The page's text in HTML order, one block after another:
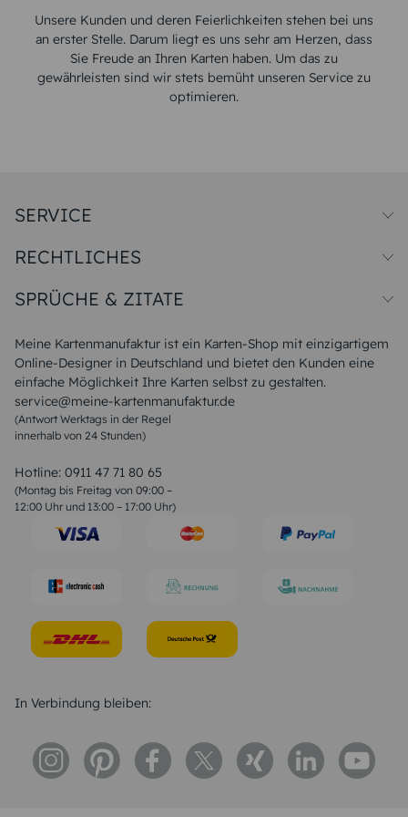
Unsere Kunden und deren Feierlichkeiten stehen bei uns
an erster Stelle. Darum liegt es uns sehr am Herzen, dass
Sie Freude an Ihren Karten haben. Um das zu
gewährleisten sind wir stets bemüht unseren Service zu
optimieren.
Meine Kartenmanufaktur ist ein Karten-Shop mit einzigartigem
Online-Designer in Deutschland und bietet den Kunden eine
einfache Möglichkeit Ihre Karten selbst zu gestalten.
service@meine-kartenmanufaktur.de
(Antwort Werktags in der Regel
innerhalb von 24 Stunden)
Hotline: 0911 47 71 80 65
(Montag bis Freitag von 09:00 –
12:00 Uhr und 13:00 – 17:00 Uhr)
SERVICE
Papiersorten
Unsere Produktion
Magazin
FAQ
RECHTLICHES
Widerrufsbelehrung
SPRÜCHE & ZITATE
Liebeskummer Sprüche
Sommer Sprüche
Muttertagssprüche
Sprüche zur Hochzeit
Sprüche zur Konfirmation & Kommunion
Weihnachtsgedichte
Liebessprüche
Geburtstagssprüche
Trauersprüche
Konfirmation Glückwünsche
In Verbindung bleiben: